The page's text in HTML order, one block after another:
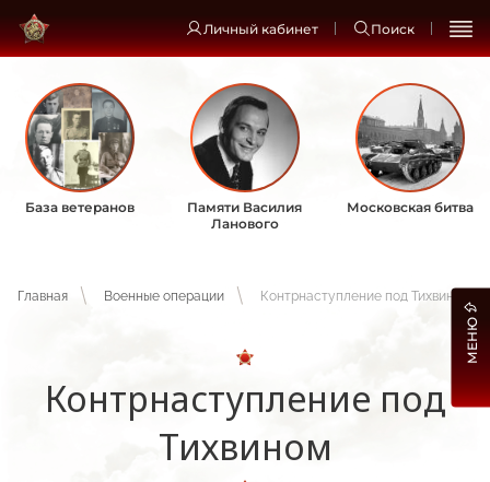
Личный кабинет Поиск
База ветеранов
Памяти Василия
Ланового
Московская битва
Главная Военные операции Контрнаступление под Тихвином
Контрнаступление под
Тихвином
МЕНЮ